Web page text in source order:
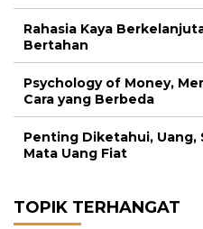
Rahasia Kaya
Bertahan
Psychology of Money,
Cara yang Berbeda
Penting Diketahui, Uang,
Mata Uang Fiat
TOPIK TERHANGAT